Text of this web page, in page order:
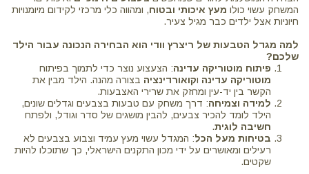
המשחק עשוי כולו מעץ איכותי ובטוח, ומהווה כלי מרכזי לקידום מיומנויות
חיוניות אצל ילדים כבר מגיל צעיר.
למה מגדל הטבעות של ריצרץ וודי הוא הבחירה הנכונה עבור הילד
שלכם?
פיתוח מוטוריקה עדינה: הצעצוע נוצר כדי לתמוך בפיתוח
מוטוריקה עדינה וקואורדינציה בצורה מהנה. הילד מבין את
הקשר בין יד-עין ומחזק את שרירי האצבעות.
למידה וצמיחה: דרך משחק עם טבעות בצבעים וגדלים שונים,
הילד לומד להכיר צבעים, להבין מושגים של סדר וגודל, ולפתח
חשיבה לוגית.
בטיחות מעל הכל: המגדל עשוי מעץ עמיד וצבוע בצבעים לא
רעילים ומאושרים על ידי מכון התקנים הישראלי, כך שתוכלו להיות
שקטים.